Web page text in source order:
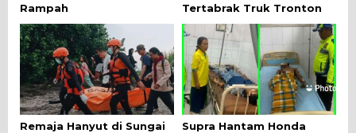
Rampah
Tertabrak Truk Tronton
Remaja Hanyut di Sungai
Supra Hantam Honda